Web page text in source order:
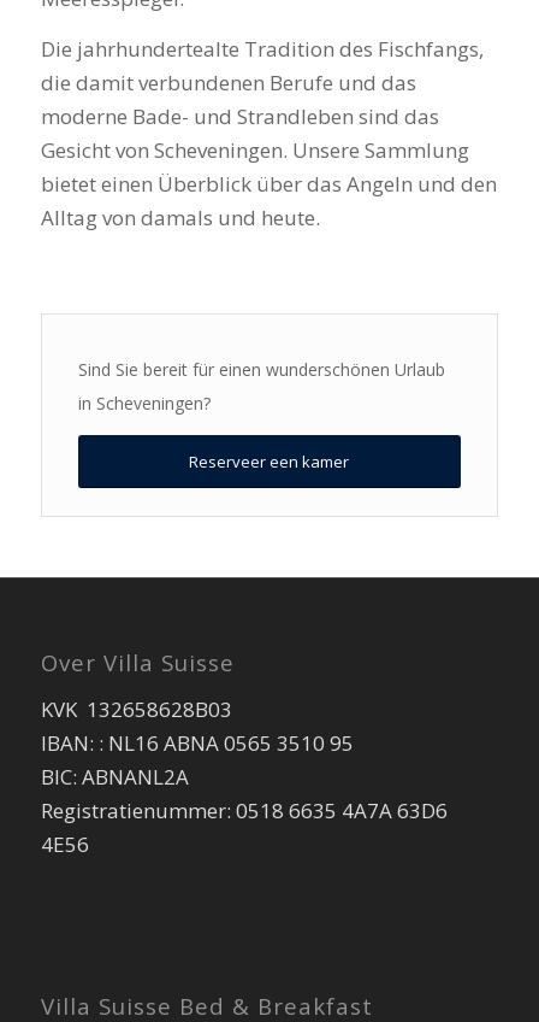
Die jahrhundertealte Tradition des Fischfangs,
die damit verbundenen Berufe und das
moderne Bade- und Strandleben sind das
Gesicht von Scheveningen. Unsere Sammlung
bietet einen Überblick über das Angeln und den
Alltag von damals und heute.
Sind Sie bereit für einen wunderschönen Urlaub
in Scheveningen?
Reserveer een kamer
Over Villa Suisse
KVK 132658628B03
IBAN: : NL16 ABNA 0565 3510 95
BIC: ABNANL2A
Registratienummer: 0518 6635 4A7A 63D6
4E56
Villa Suisse Bed & Breakfast